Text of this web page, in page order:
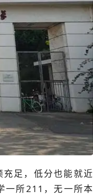
足，低分也能就近
一所211，无一所本